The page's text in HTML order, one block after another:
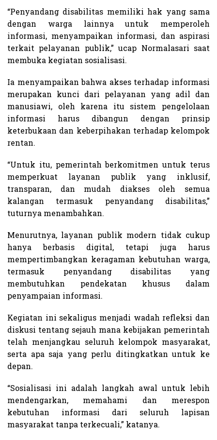
“Penyandang disabilitas memiliki hak yang sama
dengan warga lainnya untuk memperoleh
informasi, menyampaikan informasi, dan aspirasi
terkait pelayanan publik,” ucap Normalasari saat
membuka kegiatan sosialisasi.
Ia menyampaikan bahwa akses terhadap informasi
merupakan kunci dari pelayanan yang adil dan
manusiawi, oleh karena itu sistem pengelolaan
informasi harus dibangun dengan prinsip
keterbukaan dan keberpihakan terhadap kelompok
rentan.
“Untuk itu, pemerintah berkomitmen untuk terus
memperkuat layanan publik yang inklusif,
transparan, dan mudah diakses oleh semua
kalangan termasuk penyandang disabilitas,”
tuturnya menambahkan.
Menurutnya, layanan publik modern tidak cukup
hanya berbasis digital, tetapi juga harus
mempertimbangkan keragaman kebutuhan warga,
termasuk penyandang disabilitas yang
membutuhkan pendekatan khusus dalam
penyampaian informasi.
Kegiatan ini sekaligus menjadi wadah refleksi dan
diskusi tentang sejauh mana kebijakan pemerintah
telah menjangkau seluruh kelompok masyarakat,
serta apa saja yang perlu ditingkatkan untuk ke
depan.
“Sosialisasi ini adalah langkah awal untuk lebih
mendengarkan, memahami dan merespon
kebutuhan informasi dari seluruh lapisan
masyarakat tanpa terkecuali,” katanya.